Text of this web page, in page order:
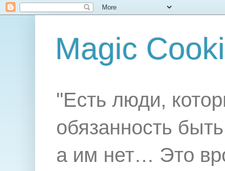
Magic
"Есть люди,
обязанность
а им нет… Это